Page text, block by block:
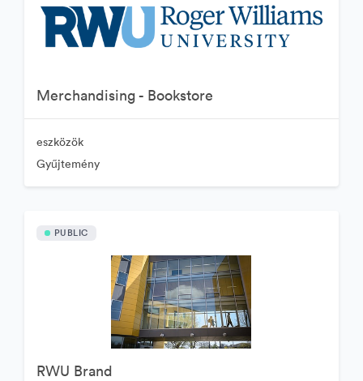
Merchandising - Bookstore
eszközök
Gyűjtemény
PUBLIC
RWU Brand